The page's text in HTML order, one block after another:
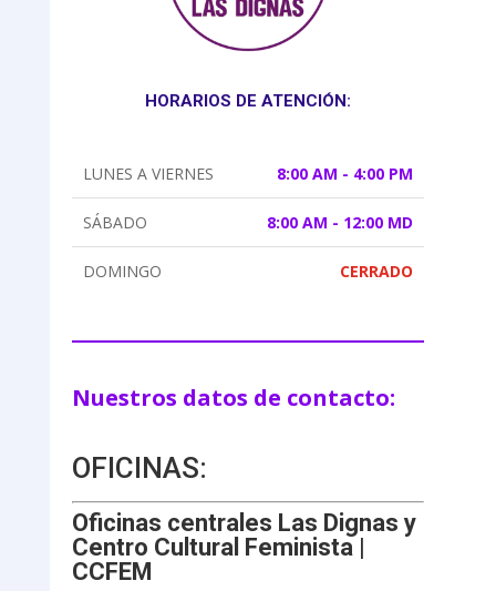
HORARIOS DE ATENCIÓN:
LUNES A VIERNES 8:00 AM - 4:00 PM
SÁBADO 8:00 AM - 12:00 MD
DOMINGO CERRADO
Nuestros datos de contacto:
OFICINAS:
Oficinas centrales Las Dignas y
Centro Cultural Feminista |
CCFEM